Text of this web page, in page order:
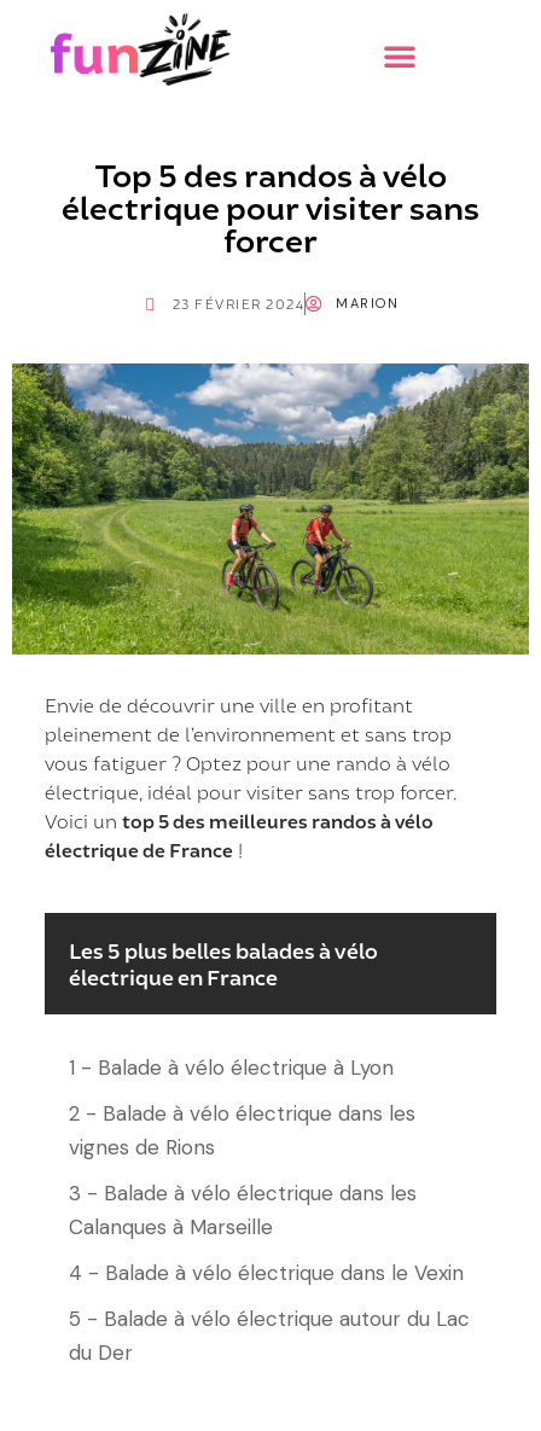
Top 5 des randos à vélo
électrique pour visiter sans
forcer
23 FÉVRIER 2024 MARION
Envie de découvrir une ville en profitant
pleinement de l’environnement et sans trop
vous fatiguer ? Optez pour une rando à vélo
électrique, idéal pour visiter sans trop forcer.
Voici untop 5 des meilleures randos à vélo
électrique de France !
Les 5 plus belles balades à vélo
électrique en France
1 - Balade à vélo électrique à Lyon
2 - Balade à vélo électrique dans les
vignes de Rions
3 - Balade à vélo électrique dans les
Calanques à Marseille
4 - Balade à vélo électrique dans le Vexin
5 - Balade à vélo électrique autour du Lac
du Der